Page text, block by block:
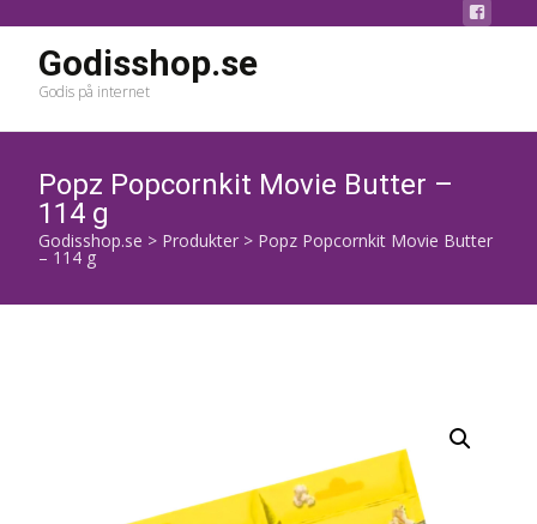
Godisshop.se
Godis på internet
Popz Popcornkit Movie Butter –
114 g
Godisshop.se > Produkter > Popz Popcornkit Movie Butter
– 114 g